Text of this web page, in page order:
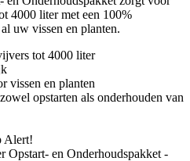
4000 liter met een 100%
uw vissen en planten.
tot 4000 liter
vissen en planten
opstarten als onderhouden van
Alert!
en Onderhoudspakket -